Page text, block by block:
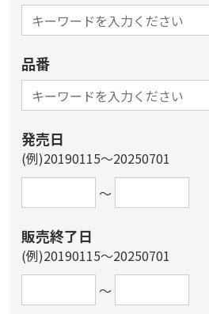
品番
発売日
(例)20190115～20250701
～
販売終了日
(例)20190115～20250701
～